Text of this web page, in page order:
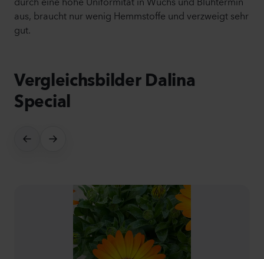
aus, braucht nur wenig Hemmstoffe und verzweigt sehr
gut.
Vergleichsbilder Dalina
Special